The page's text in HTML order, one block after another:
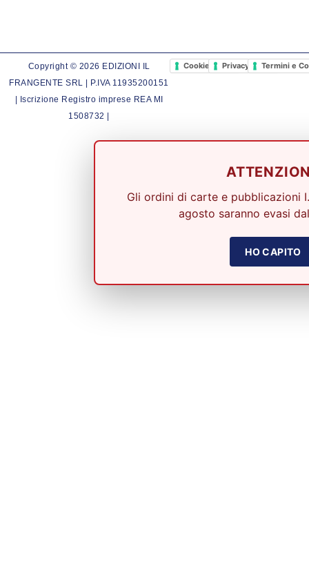
Copyright © 2026 EDIZIONI IL
FRANGENTE SRL | P.IVA 11935200151
| Iscrizione Registro imprese REA MI
1508732 |
Cookie PolicyPrivacy PolicyTermini e
Gli ordini di carte e pubblicazioni
agosto saranno evasi
HO CAPITO